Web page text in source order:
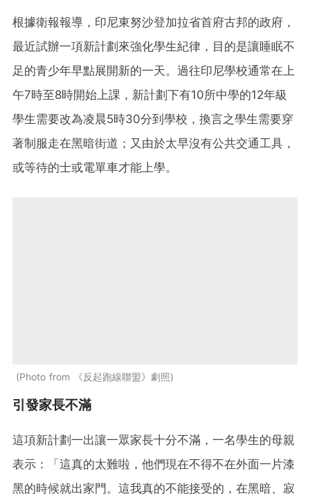
根據衛報報導，印尼東努沙登加拉省首府古邦的政府，
最近試辦一項新計劃來強化學生紀律，目的是讓睡眠不
足的青少年早點展開新的一天。過往印尼學校通常在上
午7時至8時開始上課，新計劃下有10所中學的12年級
學生需要改為凌晨5時30分到學校，換言之學生需要穿
著制服走在黑暗街道；又由於太早沒有公共交通工具，
或等待的士或電單車才能上學。
Photo from 《反起跑線聯盟》劇照
引發家長不滿
這項新計劃一出讓一眾家長十分不滿，一名學生的母親
表示：「這真的太難啦，他們現在不得不在外面一片漆
黑的時候就出家門。這我真的不能接受的，在黑暗、寂